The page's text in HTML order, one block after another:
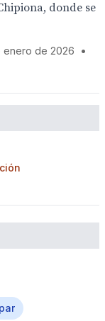
donde se
enero de 2026
•